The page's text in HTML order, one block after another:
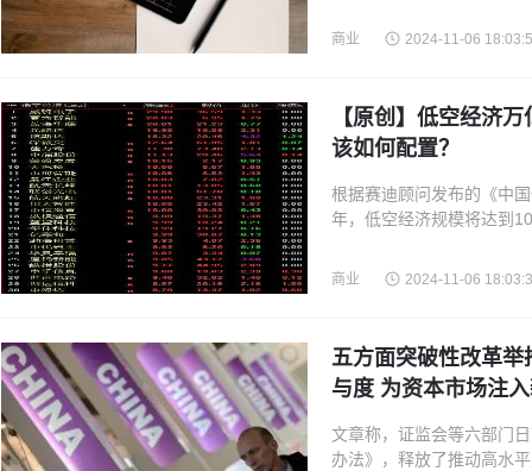
商业 2024-11-06
【原创】低空经济
该如何配置？
根据赛迪顾问发布的《中
年，低空经济规模将达到
商业 2024-11-06
五方面突破性改革
与度 为资本市场注
文章称，证监会等六部门
办法》，释放了推动高水